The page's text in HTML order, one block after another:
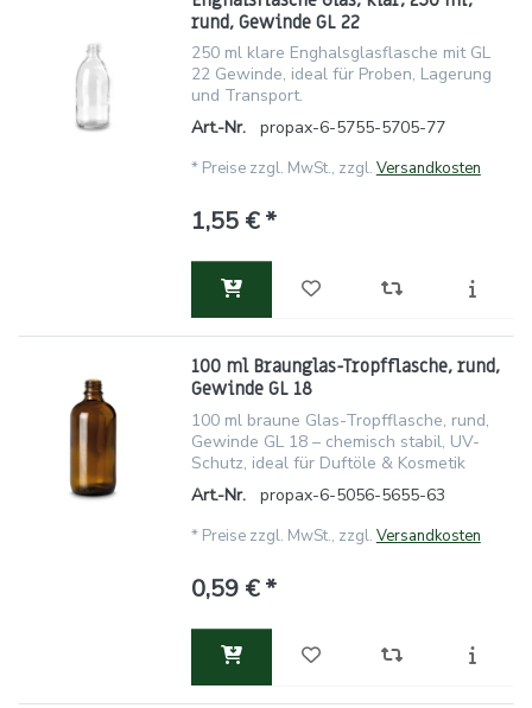
rund, Gewinde GL 22
250 ml klare Enghalsglasflasche mit GL
22 Gewinde, ideal für Proben, Lagerung
und Transport.
Art.-Nr.
propax-6-5755-5705-77
* Preise zzgl. MwSt., zzgl. Versandkosten
1,55 € *
100 ml Braunglas-Tropfflasche, rund,
Gewinde GL 18
100 ml braune Glas-Tropfflasche, rund,
Gewinde GL 18 – chemisch stabil, UV-
Schutz, ideal für Duftöle & Kosmetik
Art.-Nr.
propax-6-5056-5655-63
* Preise zzgl. MwSt., zzgl. Versandkosten
0,59 € *